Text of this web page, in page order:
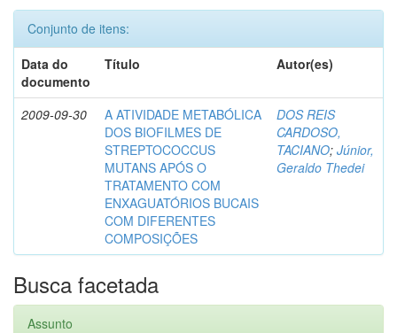
Conjunto de itens:
Data do
documento
Título Autor(es)
2009-09-30
A ATIVIDADE METABÓLICA
DOS BIOFILMES DE
STREPTOCOCCUS
MUTANS APÓS O
TRATAMENTO COM
ENXAGUATÓRIOS BUCAIS
COM DIFERENTES
COMPOSIÇÕES
DOS REIS
CARDOSO,
TACIANO; Júnior,
Geraldo Thedei
Busca facetada
Assunto